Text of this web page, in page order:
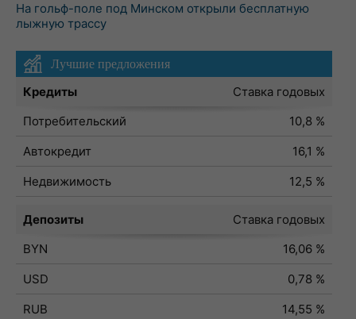
На гольф-поле под Минском открыли бесплатную
лыжную трассу
Лучшие предложения
Кредиты
Ставка годовых
Потребительский
10,8 %
Автокредит
16,1 %
Недвижимость
12,5 %
Депозиты
Ставка годовых
BYN
16,06 %
USD
0,78 %
RUB
14,55 %